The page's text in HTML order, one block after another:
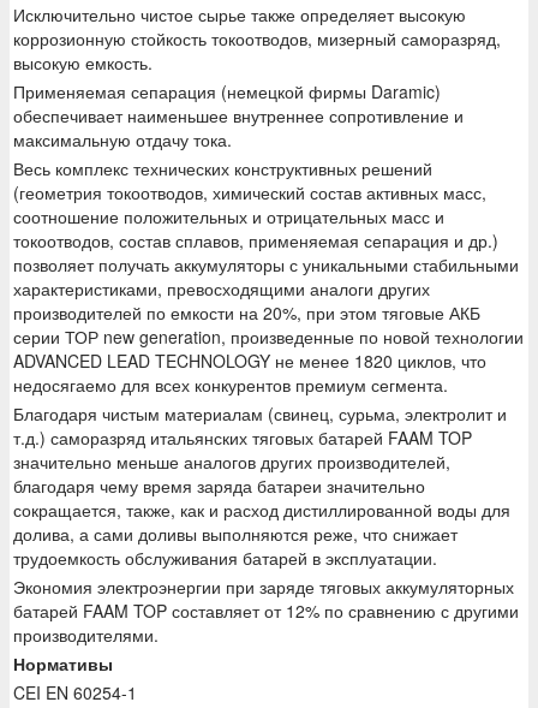
Исключительно чистое сырье также определяет высокую
коррозионную стойкость токоотводов, мизерный саморазряд,
высокую емкость.
Применяемая сепарация (немецкой фирмы Daramic)
обеспечивает наименьшее внутреннее сопротивление и
максимальную отдачу тока.
Весь комплекс технических конструктивных решений
(геометрия токоотводов, химический состав активных масс,
соотношение положительных и отрицательных масс и
токоотводов, состав сплавов, применяемая сепарация и др.)
позволяет получать аккумуляторы с уникальными стабильными
характеристиками, превосходящими аналоги других
производителей по емкости на 20%, при этом тяговые АКБ
серии ТОР new generation, произведенные по новой технологии
ADVANCED LEAD TECHNOLOGY не менее 1820 циклов, что
недосягаемо для всех конкурентов премиум сегмента.
Благодаря чистым материалам (свинец, сурьма, электролит и
т.д.) саморазряд итальянских тяговых батарей FAAM TOP
значительно меньше аналогов других производителей,
благодаря чему время заряда батареи значительно
сокращается, также, как и расход дистиллированной воды для
долива, а сами доливы выполняются реже, что снижает
трудоемкость обслуживания батарей в эксплуатации.
Экономия электроэнергии при заряде тяговых аккумуляторных
батарей FAAM TOP составляет от 12% по сравнению с другими
производителями.
Нормативы
CEI EN 60254-1